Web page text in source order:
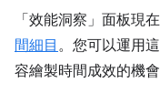
「效能洞察」 面板現
間細目 。您可以運用
容繪製時間成效的機會